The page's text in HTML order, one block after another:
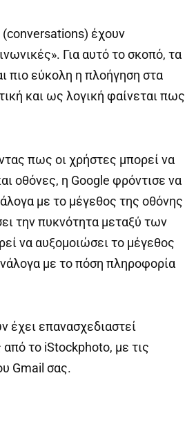
(conversations) έχουν
Για αυτό το σκοπό, τα
πιο εύκολη η πλοήγηση στα
και ως λογική φαίνεται πως
πως οι χρήστες μπορεί να
οθόνες, η Google φρόντισε να
με το μέγεθος της οθόνης
την πυκνότητα μεταξύ των
να αυξομοιώσει το μέγεθος
με το πόση πληροφορία
έχει επανασχεδιαστεί
το iStockphoto, με τις
Gmail σας.